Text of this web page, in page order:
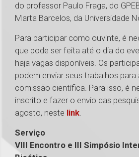
do professor Paulo Fraga, do
Marta Barcelos, da Universidade
Para participar como ouvinte, é
que pode ser feita até o dia do
haja vagas disponíveis. Os
podem enviar seus trabalhos para
comissão científica. Para isso, é
inscrito e fazer o envio das
agosto, neste link.
Serviço
VIII Encontro e III Simpósio